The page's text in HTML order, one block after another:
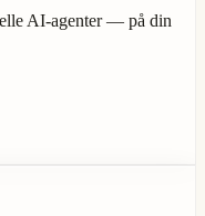
AI-agenter — på din